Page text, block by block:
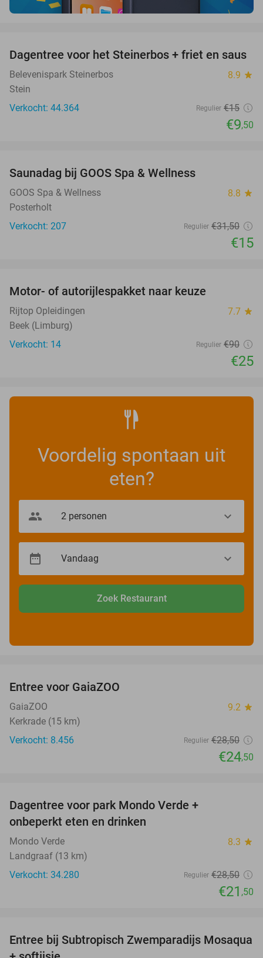
37%
Dagentree voor het Steinerbos + friet en saus
Belevenispark Steinerbos 8.9 star
Stein
Verkocht: 44.364
Regulier €15
€9,50
Saunadag bij GOOS Spa & Wellness
GOOS Spa & Wellness 8.8 star
Posterholt
Verkocht: 207
Regulier €31,50
€15
Motor- of autorijlespakket naar keuze
Rijtop Opleidingen 7.7 star
Beek (Limburg)
Verkocht: 14
Regulier €90
€25
Voordelig spontaan uit
eten?
Zoek Restaurant
Entree voor GaiaZOO
GaiaZOO 9.2 star
Kerkrade (15 km)
Verkocht: 8.456
Regulier €28,50
€24,50
Dagentree voor park Mondo Verde +
onbeperkt eten en drinken
Mondo Verde 8.3 star
Landgraaf (13 km)
Verkocht: 34.280
Regulier €28,50
€21 ,50
25%
Entree bij Subtropisch Zwemparadijs Mosaqua